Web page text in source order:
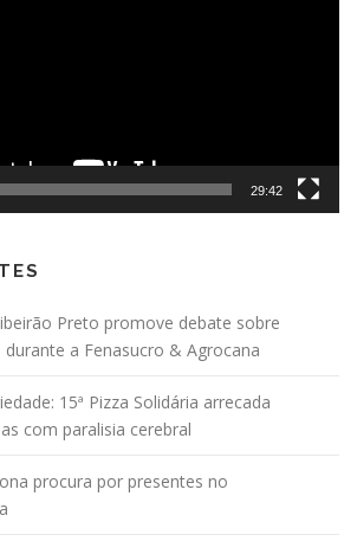
29:42
Preto promove debate sobre
a Fenasucro & Agrocana
15ª Pizza Solidária arrecada
com paralisia cerebral
procura por presentes no